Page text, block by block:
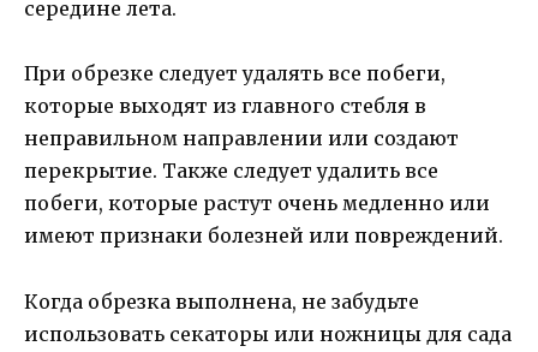
середине лета.
При обрезке следует удалять все побеги,
которые выходят из главного стебля в
неправильном направлении или создают
перекрытие. Также следует удалить все
побеги, которые растут очень медленно или
имеют признаки болезней или повреждений.
Когда обрезка выполнена, не забудьте
использовать секаторы или ножницы для сада